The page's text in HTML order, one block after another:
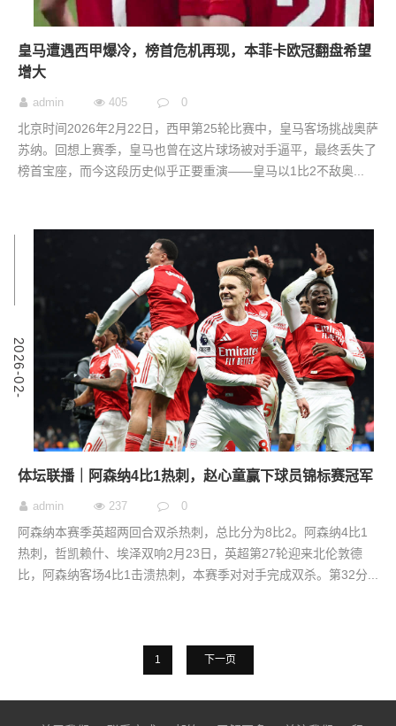
皇马遭遇西甲爆冷，榜首危机再现，本菲卡欧冠翻盘希望
增大
admin 405 0
北京时间2026年2月22日，西甲第25轮比赛中，皇马客场挑战奥萨
苏纳。回想上赛季，皇马也曾在这片球场被对手逼平，最终丢失了
榜首宝座，而今这段历史似乎正要重演——皇马以1比2不敌奥...
2
0
2
6
-
0
2
-
2
体坛联播｜阿森纳4比1热刺，赵心童赢下球员锦标赛冠军
admin 237 0
阿森纳本赛季英超两回合双杀热刺，总比分为8比2。阿森纳4比1
热刺，哲凯赖什、埃泽双响2月23日，英超第27轮迎来北伦敦德
比，阿森纳客场4比1击溃热刺，本赛季对对手完成双杀。第32分...
1 下一页